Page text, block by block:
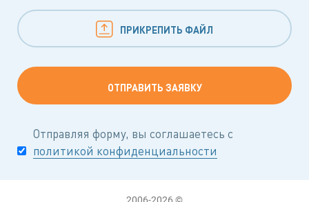
ПРИКРЕПИТЬ ФАЙЛ
Отправляя форму, вы соглашаетесь с
политикой конфиденциальности
2006-2026 ©